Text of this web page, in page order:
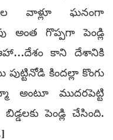
వాళ్లూ ఘనంగా
అంత గొప్పగా పెండ్లి
కాని దేశానికి
కిందల్లా కొంగు
అంటూ ముదరపెట్టి
పెండ్లి చేసింది.